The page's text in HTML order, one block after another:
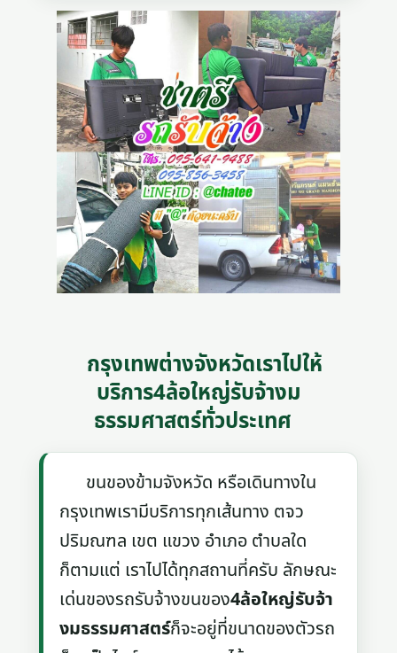
กรุงเทพต่างจังหวัดเราไปให้
บริการ4ล้อใหญ่รับจ้างม
ธรรมศาสตร์ทั่วประเทศ
ขนของข้ามจังหวัด หรือเดินทางใน
กรุงเทพเรามีบริการทุกเส้นทาง ตจว
ปริมณฑล เขต แขวง อำเภอ ตำบลใด
ก็ตามแต่ เราไปได้ทุกสถานที่ครับ ลักษณะ
เด่นของรถรับจ้างขนของ4ล้อใหญ่รับจ้า
งมธรรมศาสตร์ก็จะอยู่ที่ขนาดของตัวรถ